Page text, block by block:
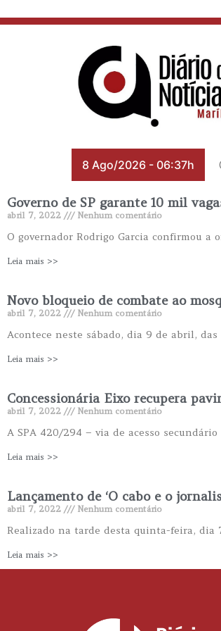
8 Ago/2026 - 06:37h
Governo de SP garante 10 mil
abril 7, 2022 Nenhum comentário
O governador Rodrigo Garcia confirmou a
Leia mais >>
Novo bloqueio de combate ao
abril 7, 2022 Nenhum comentário
Acontece neste sábado, dia 9 de abril,
Leia mais >>
Concessionária Eixo recupera
abril 7, 2022 Nenhum comentário
A SPA 420/294 – via de acesso
Leia mais >>
Lançamento de ‘O cabo e o
abril 7, 2022 Nenhum comentário
Realizado na tarde desta quinta-feira, dia
Leia mais >>